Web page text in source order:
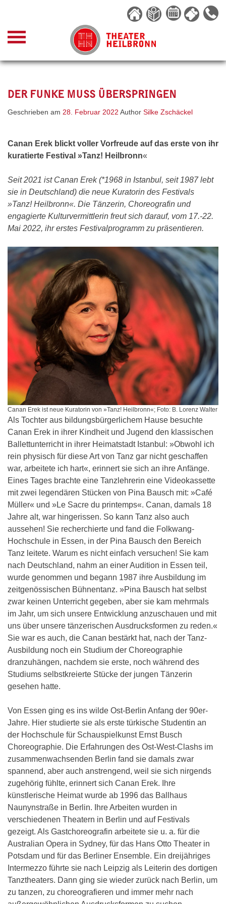
content
DER FUNKE MUSS ÜBERSPRINGEN
Geschrieben am 28. Februar 2022 Author Silke Zschäckel
Canan Erek blickt voller Vorfreude auf das erste von ihr
kuratierte Festival »Tanz! Heilbronn«
Seit 2021 ist Canan Erek (*1968 in Istanbul, seit 1987 lebt
sie in Deutschland) die neue Kuratorin des Festivals
»Tanz! Heilbronn«. Die Tänzerin, Choreografin und
engagierte Kulturvermittlerin freut sich darauf, vom 17.-22.
Mai 2022, ihr erstes Festivalprogramm zu präsentieren.
Canan Erek ist neue Kuratorin von »Tanz! Heilbronn«; Foto: B. Lorenz Walter
Als Tochter aus bildungsbürgerlichem Hause besuchte
Canan Erek in ihrer Kindheit und Jugend den klassischen
Ballettunterricht in ihrer Heimatstadt Istanbul: »Obwohl ich
rein physisch für diese Art von Tanz gar nicht geschaffen
war, arbeitete ich hart«, erinnert sie sich an ihre Anfänge.
Eines Tages brachte eine Tanzlehrerin eine Videokassette
mit zwei legendären Stücken von Pina Bausch mit: »Café
Müller« und »Le Sacre du printemps«. Canan, damals 18
Jahre alt, war hingerissen. So kann Tanz also auch
aussehen! Sie recherchierte und fand die Folkwang-
Hochschule in Essen, in der Pina Bausch den Bereich
Tanz leitete. Warum es nicht einfach versuchen! Sie kam
nach Deutschland, nahm an einer Audition in Essen teil,
wurde genommen und begann 1987 ihre Ausbildung im
zeitgenössischen Bühnentanz. »Pina Bausch hat selbst
zwar keinen Unterricht gegeben, aber sie kam mehrmals
im Jahr, um sich unsere Entwicklung anzuschauen und mit
uns über unsere tänzerischen Ausdrucksformen zu reden.«
Sie war es auch, die Canan bestärkt hat, nach der Tanz-
Ausbildung noch ein Studium der Choreographie
dranzuhängen, nachdem sie erste, noch während des
Studiums selbstkreierte Stücke der jungen Tänzerin
gesehen hatte.
Von Essen ging es ins wilde Ost-Berlin Anfang der 90er-
Jahre. Hier studierte sie als erste türkische Studentin an
der Hochschule für Schauspielkunst Ernst Busch
Choreographie. Die Erfahrungen des Ost-West-Clashs im
zusammenwachsenden Berlin fand sie damals zwar
spannend, aber auch anstrengend, weil sie sich nirgends
zugehörig fühlte, erinnert sich Canan Erek. Ihre
künstlerische Heimat wurde ab 1996 das Ballhaus
Naunynstraße in Berlin. Ihre Arbeiten wurden in
verschiedenen Theatern in Berlin und auf Festivals
gezeigt. Als Gastchoreografin arbeitete sie u. a. für die
Australian Opera in Sydney, für das Hans Otto Theater in
Potsdam und für das Berliner Ensemble. Ein dreijähriges
Intermezzo führte sie nach Leipzig als Leiterin des dortigen
Tanztheaters. Dann ging sie wieder zurück nach Berlin, um
zu tanzen, zu choreografieren und immer mehr nach